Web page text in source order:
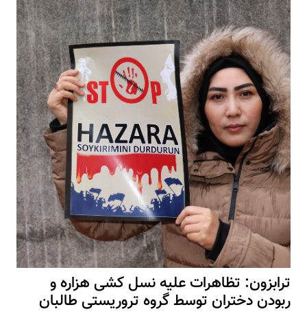
ترابزون: تظاهرات علیه نسل کشی هزاره و
ربودن دختران توسط گروه تروریستی طالبان